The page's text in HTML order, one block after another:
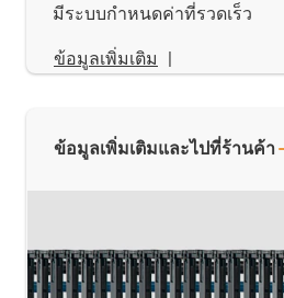
มีระบบกำหนดค่าที่รวดเร็ว
ข้อมูลเพิ่มเติม |
ข้อมูลเพิ่มเติมและไปที่ร้านค้า